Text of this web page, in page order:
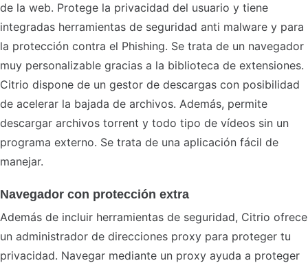
de la web. Protege la privacidad del usuario y tiene
integradas herramientas de seguridad anti malware y para
la protección contra el Phishing. Se trata de un navegador
muy personalizable gracias a la biblioteca de extensiones.
Citrio dispone de un gestor de descargas con posibilidad
de acelerar la bajada de archivos. Además, permite
descargar archivos torrent y todo tipo de vídeos sin un
programa externo. Se trata de una aplicación fácil de
manejar.
Navegador con protección extra
Además de incluir herramientas de seguridad, Citrio ofrece
un administrador de direcciones proxy para proteger tu
privacidad. Navegar mediante un proxy ayuda a proteger